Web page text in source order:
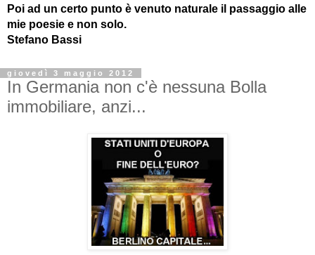
Poi ad un certo punto è venuto naturale il passaggio alle
mie poesie e non solo.
Stefano Bassi
giovedì 3 maggio 2012
In Germania non c'è nessuna Bolla
immobiliare, anzi...